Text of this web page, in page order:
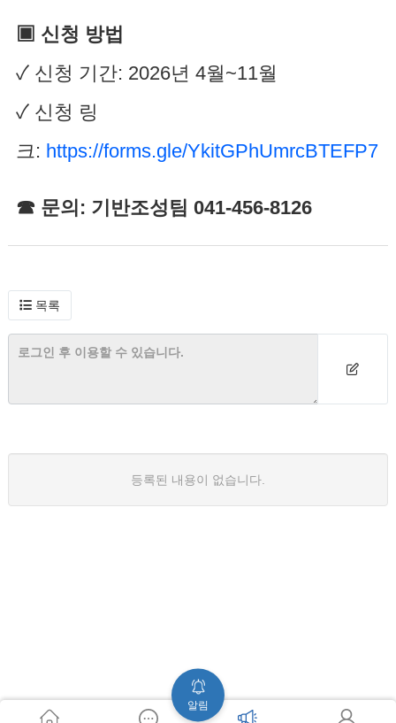
▣ 신청 방법
✓ 신청 기간: 2026년 4월~11월
✓ 신청 링
크: https://forms.gle/YkitGPhUmrcBTEFP7
☎ 문의: 기반조성팀 041-456-8126
목록
등록된 내용이 없습니다.
알림